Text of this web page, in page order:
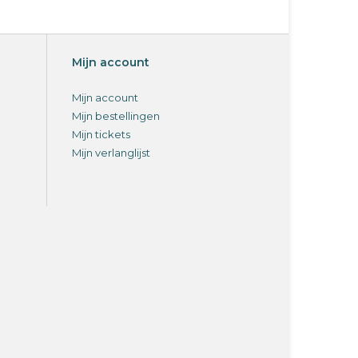
Mijn account
Mijn account
Mijn bestellingen
Mijn tickets
Mijn verlanglijst